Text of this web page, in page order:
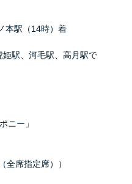
本駅（14時）着
駅、河毛駅、高月駅で
ニー」
席指定席））